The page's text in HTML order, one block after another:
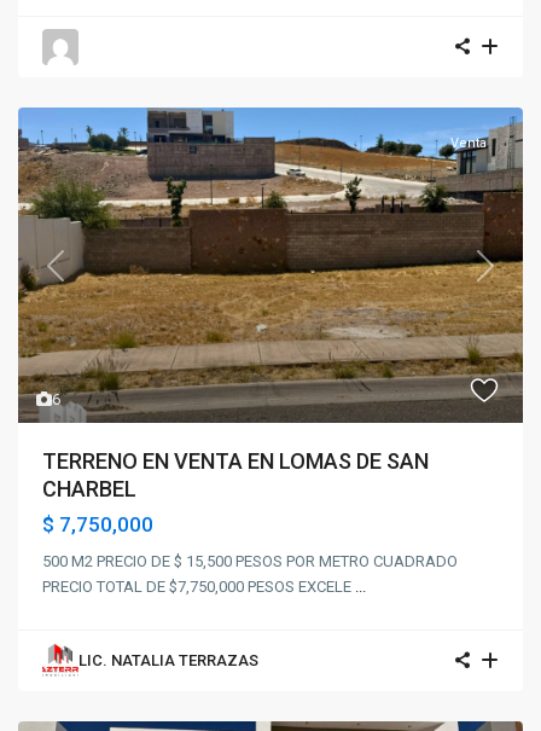
6
Previous Next
Venta
TERRENO EN VENTA EN LOMAS DE SAN
CHARBEL
$ 7,750,000
500 M2 PRECIO DE $ 15,500 PESOS POR METRO CUADRADO
PRECIO TOTAL DE $7,750,000 PESOS EXCELE ...
LIC. NATALIA TERRAZAS